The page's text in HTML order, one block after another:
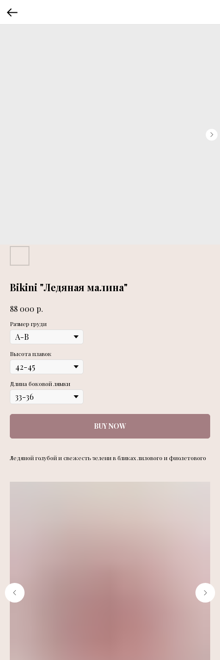
Bikini "Ледяная малина"
88 000 р.
Размер груди
Высота плавок
Длина боковой лямки
BUY NOW
Ледяной голубой и свежесть зелени в бликах лилового и фиолетового